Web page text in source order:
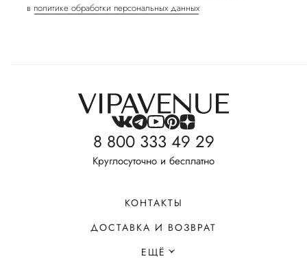
в политике обработки персональных данных
8 800 333 49 29
Круглосуточно и бесплатно
КОНТАКТЫ
ДОСТАВКА И ВОЗВРАТ
ЕЩЁ